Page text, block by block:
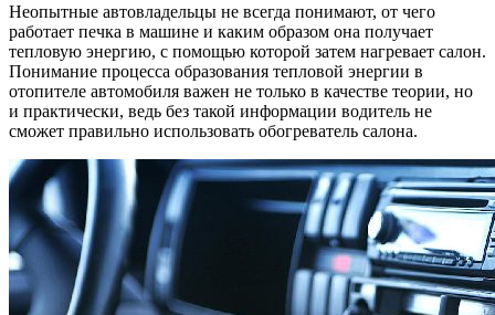
Неопытные автовладельцы не всегда понимают, от чего
работает печка в машине и каким образом она получает
тепловую энергию, с помощью которой затем нагревает салон.
Понимание процесса образования тепловой энергии в
отопителе автомобиля важен не только в качестве теории, но
и практически, ведь без такой информации водитель не
сможет правильно использовать обогреватель салона.